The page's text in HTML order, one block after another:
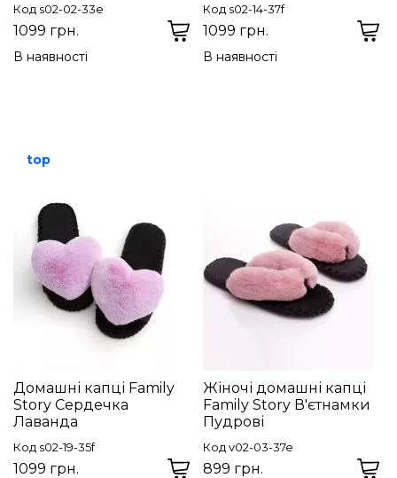
Код s02-02-33e
1099 грн.
В наявності
Код s02-14-37f
1099 грн.
В наявності
Домашні капці Family
Story Сердечка
Лаванда
Код s02-19-35f
1099 грн.
top
Жіночі домашні капці
Family Story В'єтнамки
Пудрові
Код v02-03-37e
899 грн.